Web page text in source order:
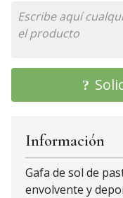
Información
Gafa de sol de
envolvente y